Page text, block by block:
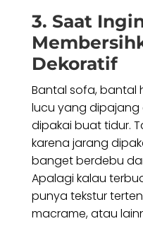
3. Saat
Dekoratif
Bantal sofa,
lucu yang dipajang
dipakai buat tidur.
karena jarang
banget berdebu
Apalagi kalau
punya tekstur
macrame, atau